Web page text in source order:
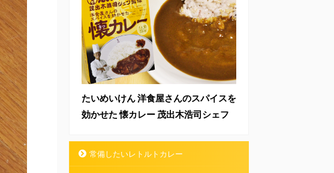
たいめいけん 洋食屋さんのスパイスを
効かせた 懐カレー 茂出木浩司シェフ
常備したいレトルトカレー